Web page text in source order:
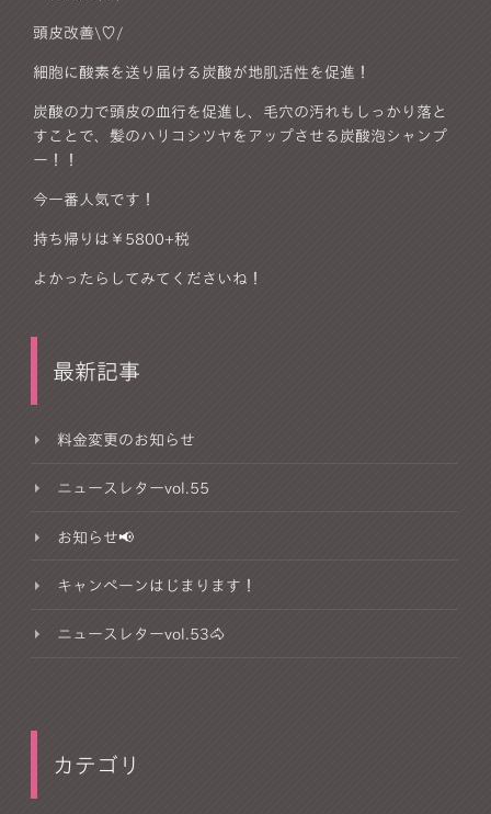
頭皮改善\♡/
細胞に酸素を送り届ける炭酸が地肌活性を促進！
炭酸の力で頭皮の血行を促進し、毛穴の汚れもしっかり落と
すことで、髪のハリコシツヤをアップさせる炭酸泡シャンプ
ー！！
今一番人気です！
持ち帰りは￥5800+税
よかったらしてみてくださいね！
最新記事
料金変更のお知らせ
ニュースレターvol.55
お知らせ📢
キャンペーンはじまります！
ニュースレターvol.53🐴
カテゴリ